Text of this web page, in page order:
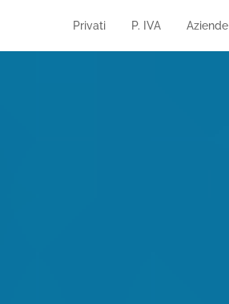
Privati P. IVA Aziende